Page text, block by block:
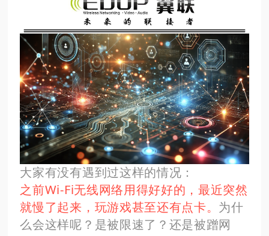
大家有没有遇到过这样的情况：
之前Wi-Fi无线网络用得好好的，最近突然
就慢了起来，玩游戏甚至还有点卡。 为什
么会这样呢？是被限速了？还是被蹭网